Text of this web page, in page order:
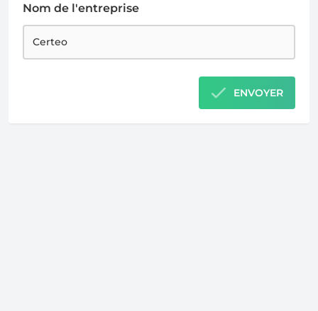
Nom de l'entreprise
ENVOYER